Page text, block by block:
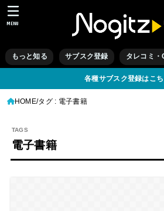
もっと知る サブスク登録 タレコミ
MENU
各種サブスク登録はこち
HOME タグ : 電子書籍
電子書籍